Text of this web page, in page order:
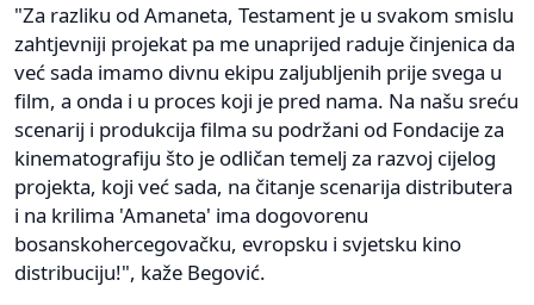
"Za razliku od Amaneta, Testament je u svakom smislu
zahtjevniji projekat pa me unaprijed raduje činjenica da
već sada imamo divnu ekipu zaljubljenih prije svega u
film, a onda i u proces koji je pred nama. Na našu sreću
scenarij i produkcija filma su podržani od Fondacije za
kinematografiju što je odličan temelj za razvoj cijelog
projekta, koji već sada, na čitanje scenarija distributera
i na krilima 'Amaneta' ima dogovorenu
bosanskohercegovačku, evropsku i svjetsku kino
distribuciju!", kaže Begović.